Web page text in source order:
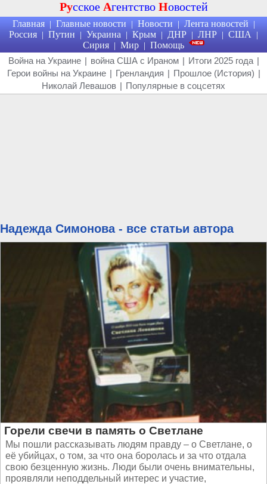
Русское Агентство Новостей
Главная | Главные новости | Новости | Лента новостей |
Россия | Путин | Украина | Крым | ДНР | ЛНР | США |
Сирия | Мир | Помощь
Война на Украине | война США с Ираном | Итоги 2025 года |
Герои войны на Украине | Гренландия | Прошлое (История) |
Николай Левашов | Популярные в соцсетях
Надежда Симонова - все статьи автора
Горели свечи в память о Светлане
Мы пошли рассказывать людям правду – о Светлане, о
её убийцах, о том, за что она боролась и за что отдала
свою безценную жизнь. Люди были очень внимательны,
проявляли неподдельный интерес и участие,